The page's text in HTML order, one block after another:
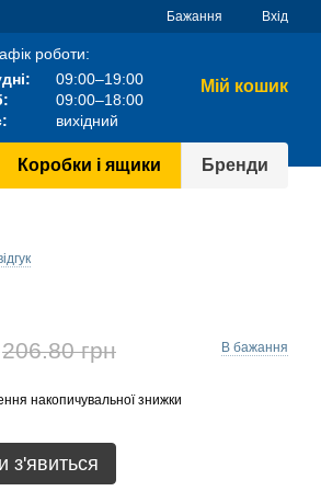
Бажання Вхід
роботи:
09:00–19:00
09:00–18:00
вихідний
Мій кошик
Коробки і ящики Бренди
206.80 грн В бажання
накопичувальної знижки
з'явиться